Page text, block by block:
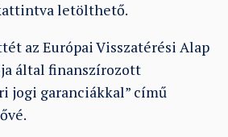
letölthető.
az Európai Visszatérési Alap
által finanszírozott
jogi garanciákkal” című